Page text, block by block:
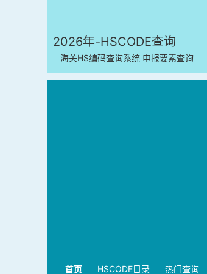
2026年-HSCODE查询
海关HS编码查询系统 申报要素查询
首页 HSCODE目录 热门查询